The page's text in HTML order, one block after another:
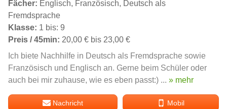
Fächer: Englisch, Französisch, Deutsch als
Fremdsprache
Klasse: 1 bis: 9
Preis / 45min: 20,00 € bis 23,00 €
Ich biete Nachhilfe in Deutsch als Fremdsprache sowie
Französisch und Englisch an. Gerne beim Schüler oder
auch bei mir zuhause, wie es eben passt:) ... » mehr
Nachricht Mobil